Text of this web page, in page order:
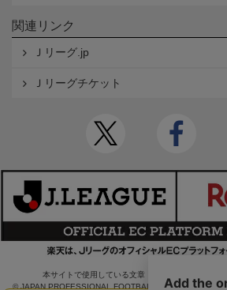
関連リンク
Ｊリーグ.jp
Ｊリーグチケット
本サイトで使用している文章・画像等の無断での複
© JAPAN PROFESSIONAL FOOTBALL LEAGUE